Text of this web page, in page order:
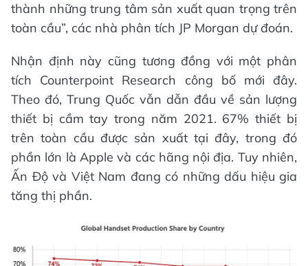
thành những trung tâm sản xuất quan trọng trên
toàn cầu”, các nhà phân tích JP Morgan dự đoán.
Nhận định này cũng tương đồng với một phân
tích Counterpoint Research công bố mới đây.
Theo đó, Trung Quốc vẫn dẫn đầu về sản lượng
thiết bị cầm tay trong năm 2021. 67% thiết bị
trên toàn cầu được sản xuất tại đây, trong đó
phần lớn là Apple và các hãng nội địa. Tuy nhiên,
Ấn Độ và Việt Nam đang có những dấu hiệu gia
tăng thị phần.